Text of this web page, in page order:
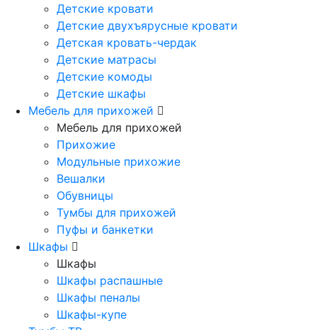
Детские кровати
Детские двухъярусные кровати
Детская кровать-чердак
Детские матрасы
Детские комоды
Детские шкафы
Мебель для прихожей
Мебель для прихожей
Прихожие
Модульные прихожие
Вешалки
Обувницы
Тумбы для прихожей
Пуфы и банкетки
Шкафы
Шкафы
Шкафы распашные
Шкафы пеналы
Шкафы-купе